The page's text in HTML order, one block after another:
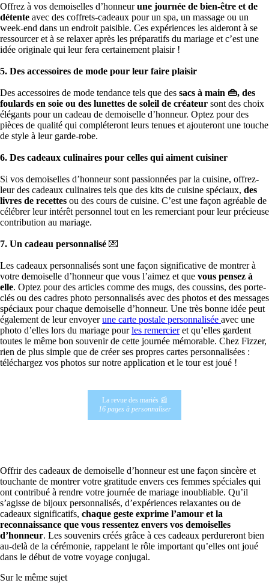
Offrez à vos demoiselles d’honneurune journée de bien-être et de
détente avec des coffrets-cadeaux pour un spa, un massage ou un
week-end dans un endroit paisible. Ces expériences les aideront à se
ressourcer et à se relaxer après les préparatifs du mariage et c’est une
idée originale qui leur fera certainement plaisir !
5. Des accessoires de mode pour leur faire plaisir
Des accessoires de mode tendance tels que des sacs à main 👜, des
foulards en soie ou des lunettes de soleil de créateur sont des choix
élégants pour un cadeau de demoiselle d’honneur. Optez pour des
pièces de qualité qui compléteront leurs tenues et ajouteront une touche
de style à leur garde-robe.
6. Des cadeaux culinaires pour celles qui aiment cuisiner
Si vos demoiselles d’honneur sont passionnées par la cuisine, offrez-
leur des cadeaux culinaires tels que des kits de cuisine spéciaux, des
livres de recettes ou des cours de cuisine. C’est une façon agréable de
célébrer leur intérêt personnel tout en les remerciant pour leur précieuse
contribution au mariage.
7. Un cadeau personnalisé 💌
Les cadeaux personnalisés sont une façon significative de montrer à
votre demoiselle d’honneur que vous l’aimez et que vous pensez à
elle. Optez pour des articles comme des mugs, des coussins, des porte-
clés ou des cadres photo personnalisés avec des photos et des messages
spéciaux pour chaque demoiselle d’honneur. Une très bonne idée peut
également de leur envoyerune carte postale personnalisée avec une
photo d’elles lors du mariage pourles remercieret qu’elles gardent
toutes le même bon souvenir de cette journée mémorable. Chez Fizzer,
rien de plus simple que de créer ses propres cartes personnalisées :
téléchargez vos photos sur notre application et le tour est joué !
La revue des mariés 📰
16 pages à personnaliser
Offrir des cadeaux de demoiselle d’honneur est une façon sincère et
touchante de montrer votre gratitude envers ces femmes spéciales qui
ont contribué à rendre votre journée de mariage inoubliable. Qu’il
s’agisse de bijoux personnalisés, d’expériences relaxantes ou de
cadeaux significatifs, chaque geste exprime l’amour et la
reconnaissance que vous ressentez envers vos demoiselles
d’honneur. Les souvenirs créés grâce à ces cadeaux perdureront bien
au-delà de la cérémonie, rappelant le rôle important qu’elles ont joué
dans le début de votre voyage conjugal.
Sur le même sujet